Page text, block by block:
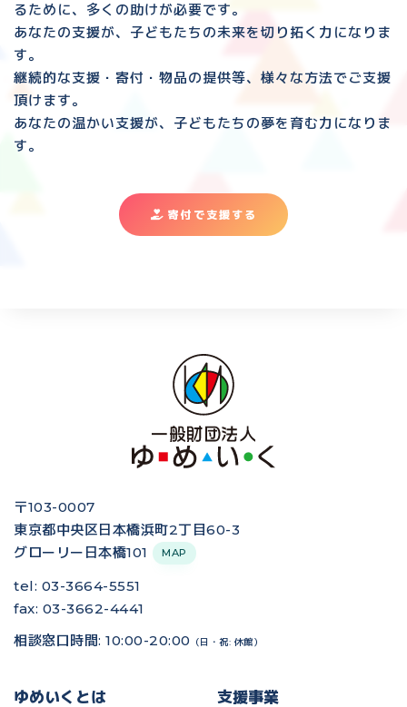
るために、多くの助けが必要です。
あなたの支援が、子どもたちの未来を切り拓く力になりま
す。
継続的な支援・寄付・物品の提供等、様々な方法でご支援
頂けます。
あなたの温かい支援が、子どもたちの夢を育む力になりま
す。
寄付で支援する
〒103-0007
東京都中央区日本橋浜町2丁目60-3
グローリー日本橋101
MAP
tel: 03-3664-5551
fax: 03-3662-4441
相談窓口時間: 10:00-20:00
（日・祝: 休館）
ゆめいくとは 支援事業